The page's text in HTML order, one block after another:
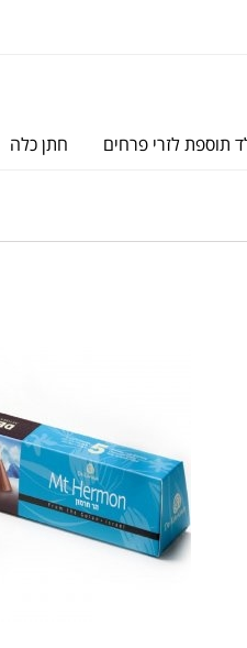
תוספת לזרי פרחים חתן כלה